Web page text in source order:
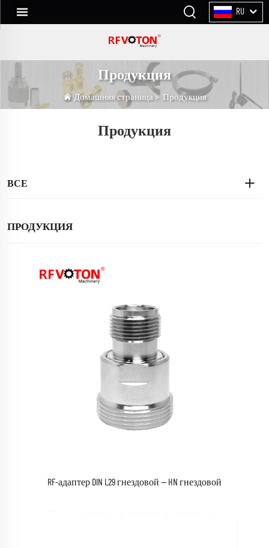
RU
Продукция
Домашняя страница> Продукция
Продукция
ВСЕ
ПРОДУКЦИЯ
RF-адаптер DIN L29 гнездовой — HN гнездовой